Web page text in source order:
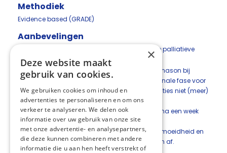
Methodiek
Evidence based (GRADE)
Aanbevelingen
Bij patiënten met vermoeidheid bij kanker in de palliatieve
fase:
Overweeg behandeling met 8 mg dexamethason bij
ernstige vermoeidheidsklachten in de terminale fase voor
wie andere, op de oorzaak gerichte, interventies niet (meer)
voorhanden zijn.
Stop de behandeling met corticosteroïden na een week
indien er geen effect is opgetreden.
Weeg zorgvuldig het beoogde effect op vermoeidheid en
kwaliteit van leven en mogelijke bijwerkingen af.
×
Deze website maakt
gebruik van cookies.
We gebruiken cookies om inhoud en
advertenties te personaliseren en om ons
verkeer te analyseren. We delen ook
informatie over uw gebruik van onze site
met onze advertentie- en analysepartners,
die deze kunnen combineren met andere
informatie die u aan hen heeft verstrekt of